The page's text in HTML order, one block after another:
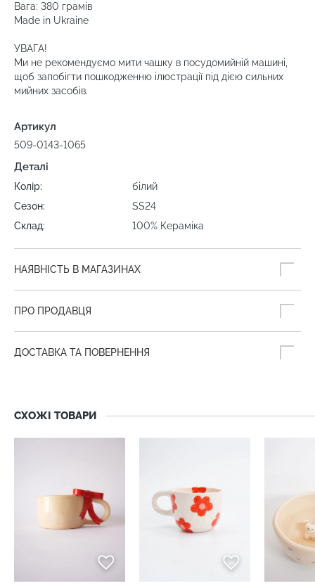
Вага: 380 грамів
Made in Ukraine
УВАГА!
Ми не рекомендуємо мити чашку в посудомийній машині,
щоб запобігти пошкодженню ілюстрації під дією сильних
мийних засобів.
Артикул
509-0143-1065
Деталі
Колір:
білий
Сезон:
SS24
Склад:
100% Кераміка
НАЯВНІСТЬ В МАГАЗИНАХ
ПРО ПРОДАВЦЯ
ДОСТАВКА ТА ПОВЕРНЕННЯ
СХОЖІ ТОВАРИ